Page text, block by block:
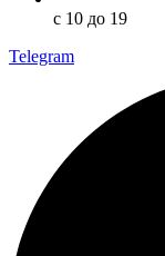
с 10 до 19
Telegram